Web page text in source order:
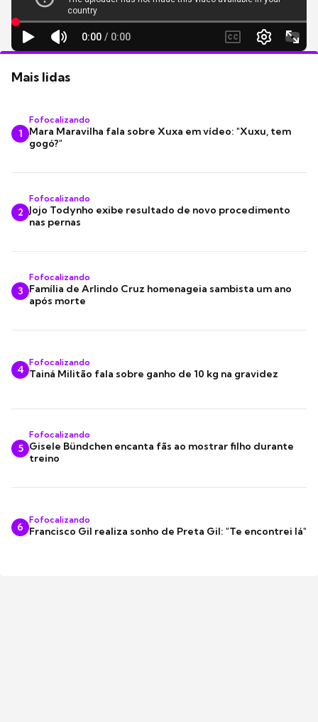
Mais lidas
1
Fofocalizando
Mara Maravilha fala sobre Xuxa em vídeo: "Xuxu, tem
gogó?"
2
Fofocalizando
Jojo Todynho exibe resultado de novo procedimento
nas pernas
3
Fofocalizando
Família de Arlindo Cruz homenageia sambista um ano
após morte
4
Fofocalizando
Tainá Militão fala sobre ganho de 10 kg na gravidez
5
Fofocalizando
Gisele Bündchen encanta fãs ao mostrar filho durante
treino
6
Fofocalizando
Francisco Gil realiza sonho de Preta Gil: "Te encontrei lá"